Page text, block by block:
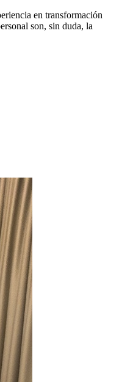
en transformación
son, sin duda, la